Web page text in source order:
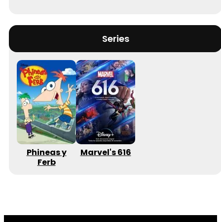
Series
Phineas y
Ferb
Marvel's 616